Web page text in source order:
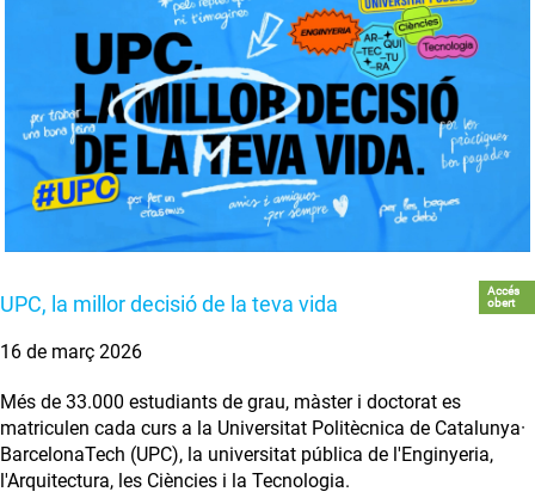
UPC, la millor decisió de la teva vida
Accés
obert
16 de març 2026
Més de 33.000 estudiants de grau, màster i doctorat es
matriculen cada curs a la Universitat Politècnica de Catalunya·
BarcelonaTech (UPC), la universitat pública de l'Enginyeria,
l'Arquitectura, les Ciències i la Tecnologia.